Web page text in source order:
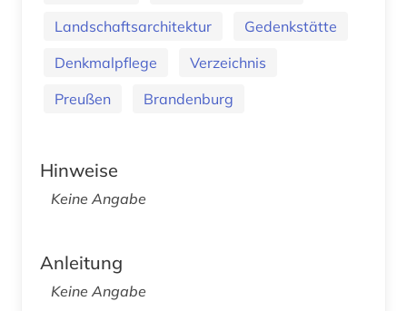
Landschaftsarchitektur
Gedenkstätte
Denkmalpflege
Verzeichnis
Preußen
Brandenburg
Hinweise
Keine Angabe
Anleitung
Keine Angabe